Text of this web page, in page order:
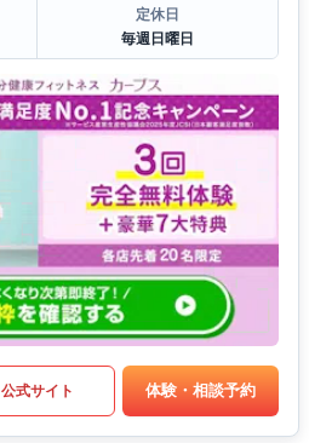
定休日
毎週日曜日
公式サイト 体験・相談予約